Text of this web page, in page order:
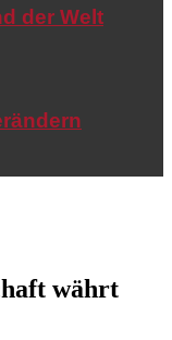
der Welt
währt